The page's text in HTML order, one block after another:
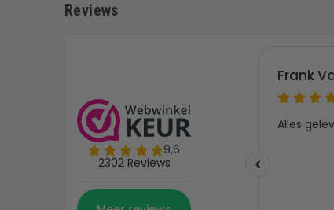
Reviews